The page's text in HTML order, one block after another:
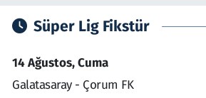
Süper Lig Fikstür
14 Ağustos, Cuma
Galatasaray - Çorum FK